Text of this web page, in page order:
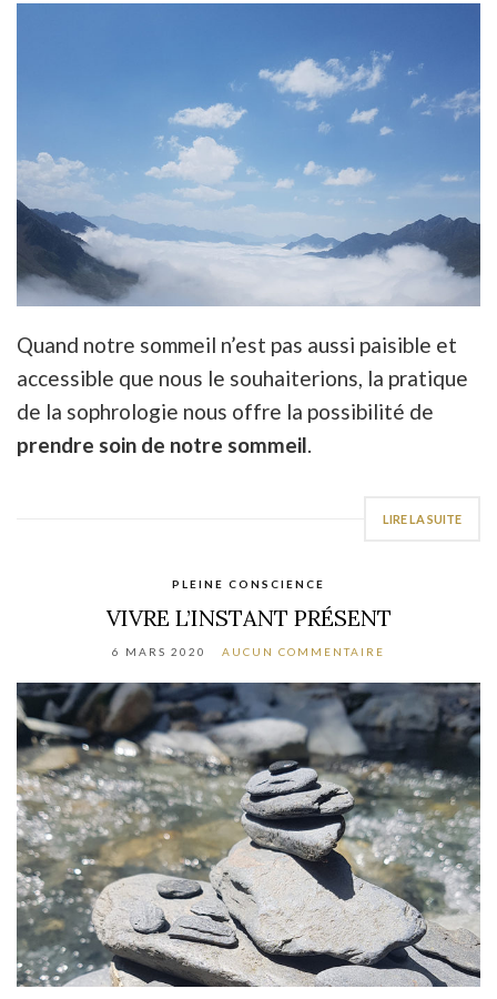
Quand notre sommeil n’est pas aussi paisible et
accessible que nous le souhaiterions, la pratique
de la sophrologie nous offre la possibilité de
prendre soin de notre sommeil.
LIRE LA SUITE
PLEINE CONSCIENCE
VIVRE L’INSTANT PRÉSENT
6 MARS 2020 AUCUN COMMENTAIRE